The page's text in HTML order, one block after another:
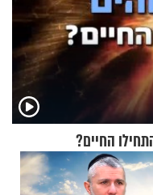
החיים?